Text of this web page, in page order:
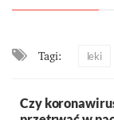
Tagi: leki
Czy